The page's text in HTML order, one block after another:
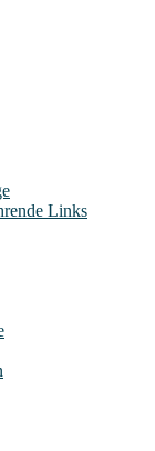
Links